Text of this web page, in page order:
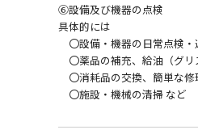
⑥設備及び機器の点検
具体的には
〇設備・機器の日常点検・
〇薬品の補充、給油（グリ
〇消耗品の交換、簡単な
〇施設・機械の清掃 など